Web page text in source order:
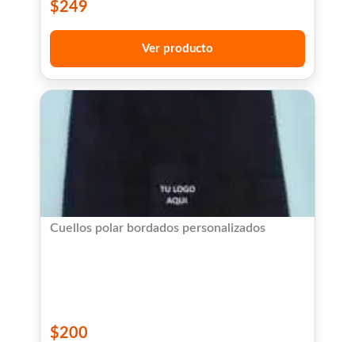
$249
Ver producto
Cuellos polar bordados personalizados
$200